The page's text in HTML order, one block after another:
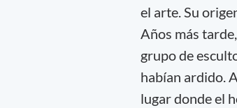
el arte. Su
Años más
grupo de
habían ardido.
lugar donde el